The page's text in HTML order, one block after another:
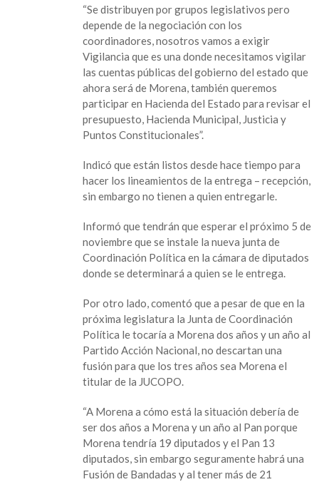
“Se distribuyen por grupos legislativos pero
depende de la negociación con los
coordinadores, nosotros vamos a exigir
Vigilancia que es una donde necesitamos vigilar
las cuentas públicas del gobierno del estado que
ahora será de Morena, también queremos
participar en Hacienda del Estado para revisar el
presupuesto, Hacienda Municipal, Justicia y
Puntos Constitucionales”.
Indicó que están listos desde hace tiempo para
hacer los lineamientos de la entrega – recepción,
sin embargo no tienen a quien entregarle.
Informó que tendrán que esperar el próximo 5 de
noviembre que se instale la nueva junta de
Coordinación Política en la cámara de diputados
donde se determinará a quien se le entrega.
Por otro lado, comentó que a pesar de que en la
próxima legislatura la Junta de Coordinación
Política le tocaría a Morena dos años y un año al
Partido Acción Nacional, no descartan una
fusión para que los tres años sea Morena el
titular de la JUCOPO.
“A Morena a cómo está la situación debería de
ser dos años a Morena y un año al Pan porque
Morena tendría 19 diputados y el Pan 13
diputados, sin embargo seguramente habrá una
Fusión de Bandadas y al tener más de 21